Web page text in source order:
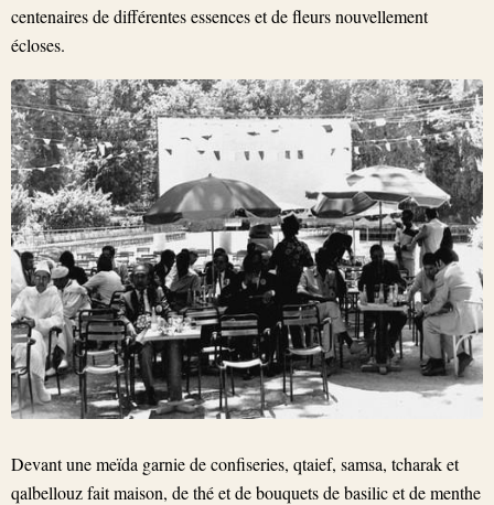
centenaires de différentes essences et de fleurs nouvellement
écloses.
Devant une meïda garnie de confiseries, qtaief, samsa, tcharak et
qalbellouz fait maison, de thé et de bouquets de basilic et de menthe